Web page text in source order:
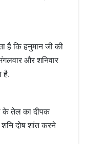
है कि हनुमान जी की
और शनिवार
है.
के तेल का दीपक
दोष शांत करने